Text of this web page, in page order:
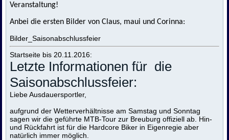
Veranstaltung!
Anbei die ersten Bilder von Claus, maui und Corinna:
Bilder_Saisonabschlussfeier
Startseite bis 20.11.2016:
Letzte Informationen für die
Saisonabschlussfeier:
Liebe Ausdauersportler,
aufgrund der Wetterverhältnisse am Samstag und Sonntag
sagen wir die geführte MTB-Tour zur Breuburg offiziell ab. Hin-
und Rückfahrt ist für die Hardcore Biker in Eigenregie aber
natürlich immer möglich.